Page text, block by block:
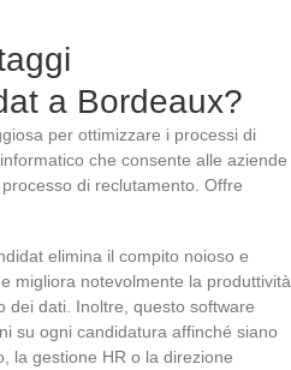
a Bordeaux?
per ottimizzare i processi di
che consente alle aziende
di reclutamento. Offre
elimina il compito noioso e
migliora notevolmente la produttività
dei dati. Inoltre, questo software
su ogni candidatura affinché siano
la gestione HR o la direzione